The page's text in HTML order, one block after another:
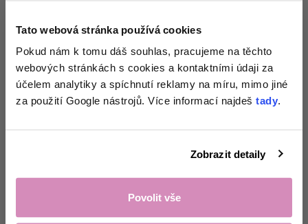
Tato webová stránka používá cookies
Pokud nám k tomu dáš souhlas, pracujeme na těchto
webových stránkách s cookies a kontaktními údaji za
účelem analytiky a spíchnutí reklamy na míru, mimo jiné
za použití Google nástrojů. Více informací najdeš tady.
Zobrazit detaily
Povolit vše
Prací sáčok EcoHaus
biely, 40 x 50 cm (M)
Prací sáčok EcoHaus
biely, 50 x 60 cm (L)
€7,95€11,96
Bežná cena: €14,95
Získej 1+1na
zkoušku pracích
papírkůa tipy